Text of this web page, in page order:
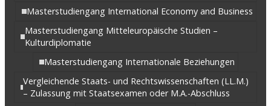
Masterstudiengang International Economy and Business
Masterstudiengang Mitteleuropäische Studien –
Kulturdiplomatie
Masterstudiengang Internationale Beziehungen
Vergleichende Staats- und Rechtswissenschaften (LL.M.)
– Zulassung mit Staatsexamen oder M.A.-Abschluss